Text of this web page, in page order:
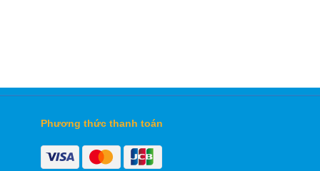
Phương thức thanh toán